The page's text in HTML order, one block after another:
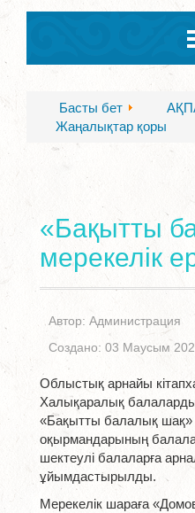
Басты бет
Жаңалықтар қоры
«Бақытты
мерекелік
Автор: Администрация
Создано: 03 Маусым
Облыстық арнайы
Халықаралық балаларды
«Бақытты балалық шақ»
оқырмандарының
шектеулі балаларға
ұйымдастырылды.
Мерекелік шараға